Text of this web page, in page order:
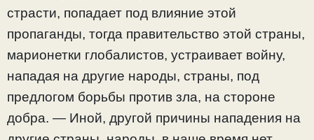
страсти, попадает под влияние этой
пропаганды, тогда правительство этой страны,
марионетки глобалистов, устраивает войну,
нападая на другие народы, страны, под
предлогом борьбы против зла, на стороне
добра. — Иной, другой причины нападения на